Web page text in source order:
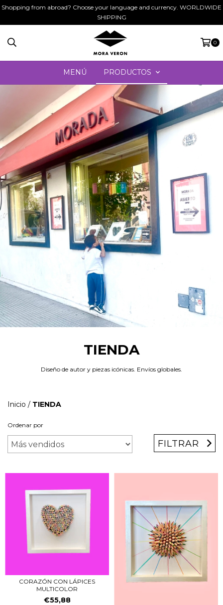
Shopping from abroad? Choose your language and currency. WORLDWIDE
SHIPPING
0
MENÚ PRODUCTOS
TIENDA
Diseño de autor y piezas icónicas. Envíos globales.
Inicio / TIENDA
Ordenar por
FILTRAR
CORAZÓN CON LÁPICES
MULTICOLOR
€55,88